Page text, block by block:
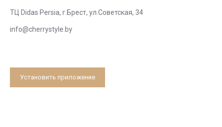
ТЦ Didas Persia, г.Брест, ул.Советская, 34
info@cherrystyle.by
Установить приложение